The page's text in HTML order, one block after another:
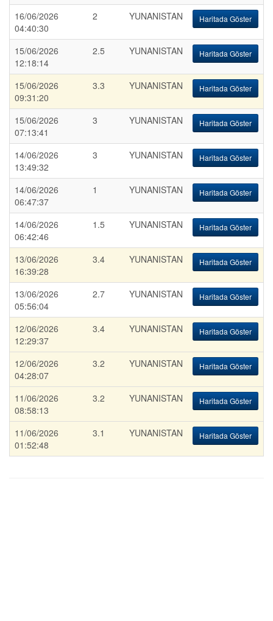
16/06/2026
04:40:30
2 YUNANISTAN Haritada Göster
15/06/2026
12:18:14
2.5 YUNANISTAN Haritada Göster
15/06/2026
09:31:20
3.3 YUNANISTAN Haritada Göster
15/06/2026
07:13:41
3 YUNANISTAN Haritada Göster
14/06/2026
13:49:32
3 YUNANISTAN Haritada Göster
14/06/2026
06:47:37
1 YUNANISTAN Haritada Göster
14/06/2026
06:42:46
1.5 YUNANISTAN Haritada Göster
13/06/2026
16:39:28
3.4 YUNANISTAN Haritada Göster
13/06/2026
05:56:04
2.7 YUNANISTAN Haritada Göster
12/06/2026
12:29:37
3.4 YUNANISTAN Haritada Göster
12/06/2026
04:28:07
3.2 YUNANISTAN Haritada Göster
11/06/2026
08:58:13
3.2 YUNANISTAN Haritada Göster
11/06/2026
01:52:48
3.1 YUNANISTAN Haritada Göster